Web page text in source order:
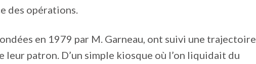
des opérations.
en 1979 par M. Garneau, ont suivi une trajectoire
leur patron. D’un simple kiosque où l’on liquidait du